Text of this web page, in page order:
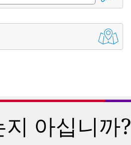
아십니까?